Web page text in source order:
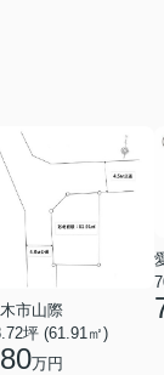
市山際
坪 (61.91㎡)
万円